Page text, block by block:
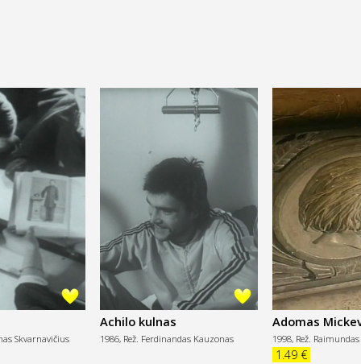
Skvarnavičius
Achilo kulnas
1986, Rež. Ferdinandas Kauzonas
Adomas
1855. Realybės
1998, Rež.
1.49 €